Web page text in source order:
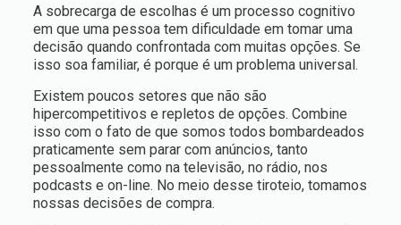
A sobrecarga de escolhas é um processo cognitivo
em que uma pessoa tem dificuldade em tomar uma
decisão quando confrontada com muitas opções. Se
isso soa familiar, é porque é um problema universal.
Existem poucos setores que não são
hipercompetitivos e repletos de opções. Combine
isso com o fato de que somos todos bombardeados
praticamente sem parar com anúncios, tanto
pessoalmente como na televisão, no rádio, nos
podcasts e on-line. No meio desse tiroteio, tomamos
nossas decisões de compra.